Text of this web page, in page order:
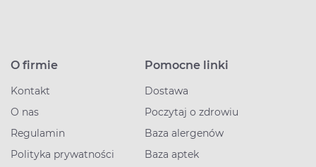
O firmie
Kontakt
O nas
Regulamin
Polityka prywatności
Pomocne linki
Dostawa
Poczytaj o zdrowiu
Baza alergenów
Baza aptek